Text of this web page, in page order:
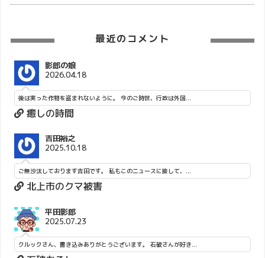
最近のコメント
影郎の娘
2026.04.18
後は実った作物を盗まれないように。 今のご時世、行政は外国...
癒しの時間
吉田裕之
2025.10.18
ご無沙汰しております吉田です。 私もこのニュースに接して、...
北上市のクマ被害
平田影郎
2025.07.23
クルックさん、書き込みありがとうございます。 石破さんが好き...